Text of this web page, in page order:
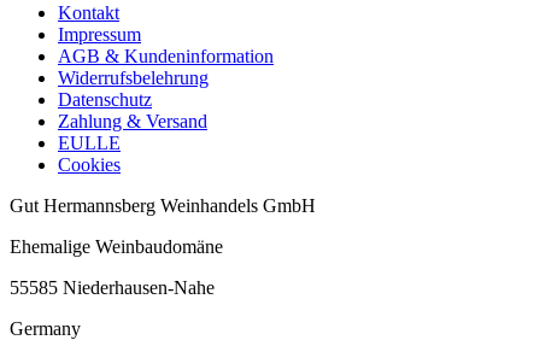
Kontakt
Impressum
AGB & Kundeninformation
Widerrufsbelehrung
Datenschutz
Zahlung & Versand
EULLE
Cookies
Gut Hermannsberg Weinhandels GmbH
Ehemalige Weinbaudomäne
55585 Niederhausen-Nahe
Germany